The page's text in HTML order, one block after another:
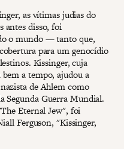
as vítimas judias do
antes disso, foi
o mundo — tanto que,
para um genocídio
Kissinger, cuja
a tempo, ajudou a
de Ahlem como
Segunda Guerra Mundial.
Eternal Jew", foi
Ferguson, "Kissinger,